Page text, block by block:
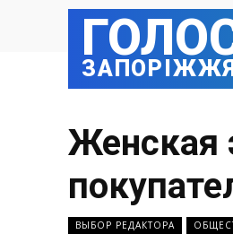
Женская
ВЫБОР РЕДАКТОРА